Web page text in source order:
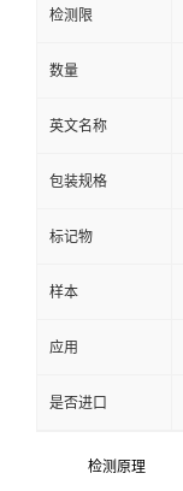
检测限
数量
英文名称
包装规格
标记物
样本
应用
是否进口
检测原理